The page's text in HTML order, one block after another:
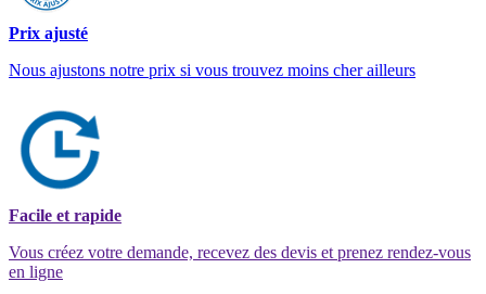
Prix ajusté
Nous ajustons notre prix si vous trouvez moins cher ailleurs
Facile et rapide
Vous créez votre demande, recevez des devis et prenez rendez-vous
en ligne